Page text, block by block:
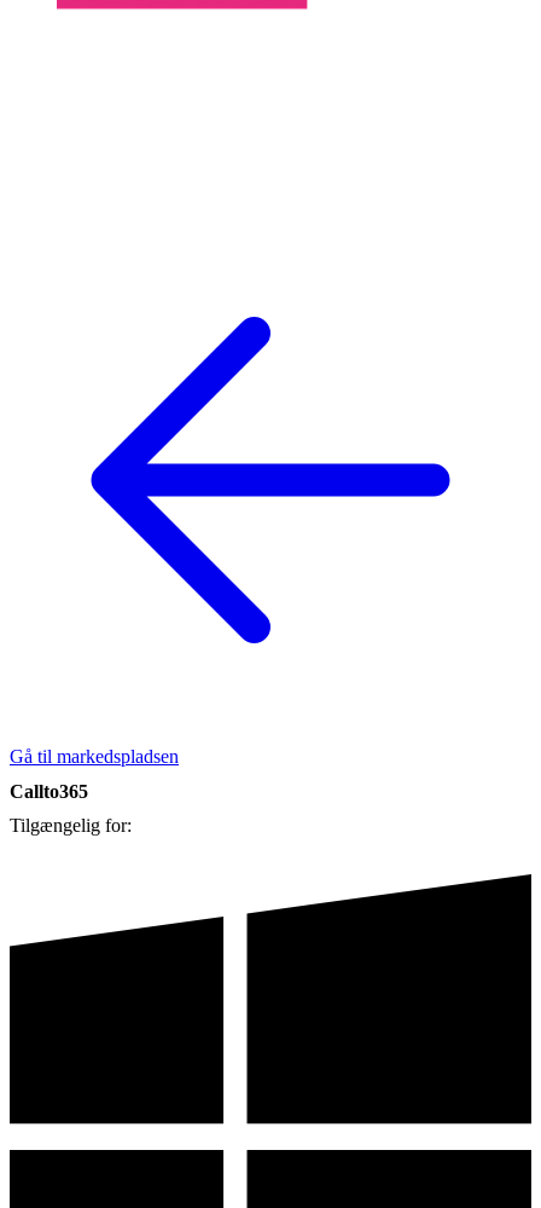
Gå til markedspladsen
Callto365
Tilgængelig for: